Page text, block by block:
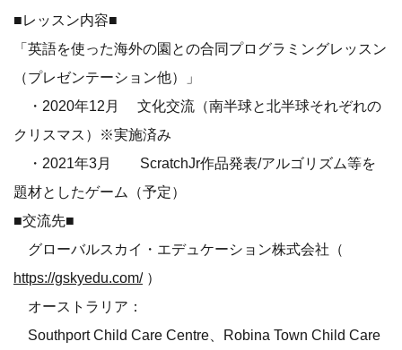
■レッスン内容■
「英語を使った海外の園との合同プログラミングレッスン
（プレゼンテーション他）」
・2020年12月 文化交流（南半球と北半球それぞれの
クリスマス）※実施済み
・2021年3月 ScratchJr作品発表/アルゴリズム等を
題材としたゲーム（予定）
■交流先■
グローバルスカイ・エデュケーション株式会社（
https://gskyedu.com/ ）
オーストラリア：
Southport Child Care Centre、Robina Town Child Care